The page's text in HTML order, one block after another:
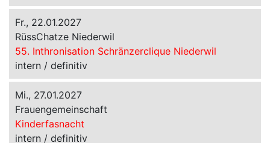
Fr., 22.01.2027
RüssChatze Niederwil
55. Inthronisation Schränzerclique Niederwil
intern / definitiv
Mi., 27.01.2027
Frauengemeinschaft
Kinderfasnacht
intern / definitiv